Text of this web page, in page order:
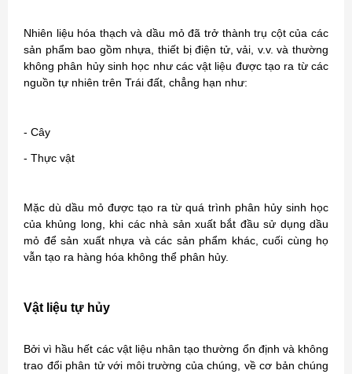
Nhiên liệu hóa thạch và dầu mỏ đã trở thành trụ cột của các
sản phẩm bao gồm nhựa, thiết bị điện tử, vải, v.v. và thường
không phân hủy sinh học như các vật liệu được tạo ra từ các
nguồn tự nhiên trên Trái đất, chẳng hạn như:
- Cây
- Thực vật
Mặc dù dầu mỏ được tạo ra từ quá trình phân hủy sinh học
của khủng long, khi các nhà sản xuất bắt đầu sử dụng dầu
mỏ để sản xuất nhựa và các sản phẩm khác, cuối cùng họ
vẫn tạo ra hàng hóa không thể phân hủy.
Vật liệu tự hủy
Bởi vì hầu hết các vật liệu nhân tạo thường ổn định và không
trao đổi phân tử với môi trường của chúng, về cơ bản chúng